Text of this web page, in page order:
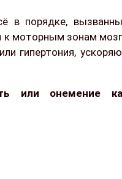
в порядке,
к моторным зонам
гипертония,
или онемение